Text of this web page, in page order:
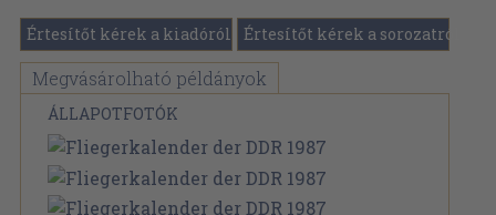
Értesítőt kérek a kiadóról Értesítőt kérek a sorozatról
Megvásárolható példányok
ÁLLAPOTFOTÓK